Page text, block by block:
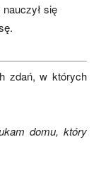
się
zdań, w których
domu, który